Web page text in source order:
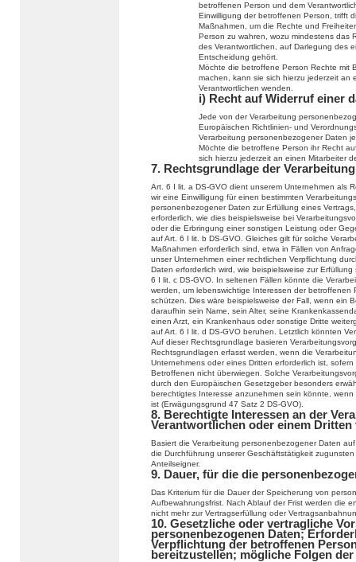
betroffenen Person und dem
Einwilligung der betroffenen Person, trifft
Maßnahmen, um die Rechte und
Person zu wahren, wozu mindestens das
des Verantwortlichen, auf Darlegung des
Entscheidung gehört.
Möchte die betroffene Person Rechte mit
machen, kann sie sich hierzu jederzeit an
Verantwortlichen wenden.
i) Recht auf Widerruf einer
Jede von der Verarbeitung
Europäischen Richtlinien- und
Verarbeitung personenbezogener Daten
Möchte die betroffene Person ihr Recht
sich hierzu jederzeit an einen Mitarbeiter
7. Rechtsgrundlage der Verarbeitung
Art. 6 I lit. a DS-GVO dient unserem Unternehmen als
wir eine Einwilligung für einen bestimmten
personenbezogener Daten zur Erfüllung eines
erforderlich, wie dies beispielsweise bei
oder die Erbringung einer sonstigen Leistung oder
auf Art. 6 I lit. b DS-GVO. Gleiches gilt für solche
Maßnahmen erforderlich sind, etwa in Fällen von
unser Unternehmen einer rechtlichen Verpflichtung
Daten erforderlich wird, wie beispielsweise zur
6 I lit. c DS-GVO. In seltenen Fällen könnte die
werden, um lebenswichtige Interessen der
schützen. Dies wäre beispielsweise der Fall, wenn ein
daraufhin sein Name, sein Alter, seine
einen Arzt, ein Krankenhaus oder sonstige Dritte
auf Art. 6 I lit. d DS-GVO beruhen. Letztlich könnten
Auf dieser Rechtsgrundlage basieren
Rechtsgrundlagen erfasst werden, wenn die
Unternehmens oder eines Dritten erforderlich ist,
Betroffenen nicht überwiegen. Solche
durch den Europäischen Gesetzgeber besonders
berechtigtes Interesse anzunehmen sein könnte,
ist (Erwägungsgrund 47 Satz 2 DS-GVO).
8. Berechtigte Interessen an der
Verantwortlichen oder einem
Basiert die Verarbeitung personenbezogener Daten
die Durchführung unserer Geschäftstätigkeit
Anteilseigner.
9. Dauer, für die die
Das Kriterium für die Dauer der Speicherung von
Aufbewahrungsfrist. Nach Ablauf der Frist werden die
nicht mehr zur Vertragserfüllung oder
10. Gesetzliche oder vertragliche
personenbezogenen Daten;
Verpflichtung der betroffenen
bereitzustellen; mögliche Folgen